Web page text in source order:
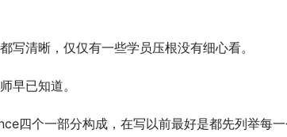
清晰，仅仅有一些学员压根没有细心看。
早已知道。
四个一部分构成，在写以前最好是都先列举每